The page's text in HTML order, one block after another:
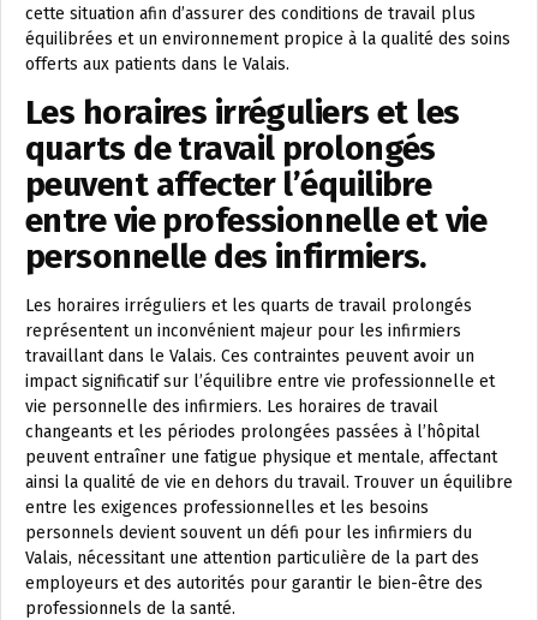
cette situation afin d’assurer des conditions de travail plus
équilibrées et un environnement propice à la qualité des soins
offerts aux patients dans le Valais.
Les horaires irréguliers et les
quarts de travail prolongés
peuvent affecter l’équilibre
entre vie professionnelle et vie
personnelle des infirmiers.
Les horaires irréguliers et les quarts de travail prolongés
représentent un inconvénient majeur pour les infirmiers
travaillant dans le Valais. Ces contraintes peuvent avoir un
impact significatif sur l’équilibre entre vie professionnelle et
vie personnelle des infirmiers. Les horaires de travail
changeants et les périodes prolongées passées à l’hôpital
peuvent entraîner une fatigue physique et mentale, affectant
ainsi la qualité de vie en dehors du travail. Trouver un équilibre
entre les exigences professionnelles et les besoins
personnels devient souvent un défi pour les infirmiers du
Valais, nécessitant une attention particulière de la part des
employeurs et des autorités pour garantir le bien-être des
professionnels de la santé.